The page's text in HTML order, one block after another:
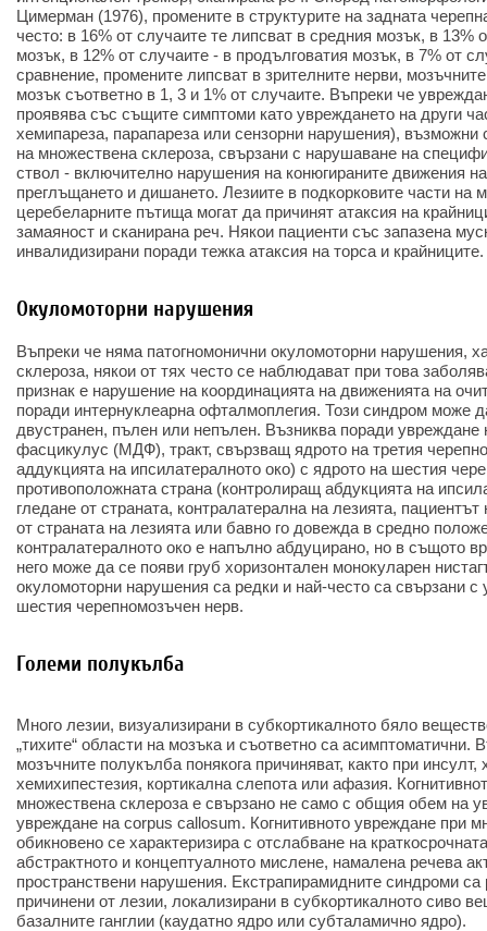
Цимерман (1976), промените в структурите на задната
често: в 16% от случаите те липсват в средния мозък, в 13%
мозък, в 12% от случаите - в продълговатия мозък, в 7% от
сравнение, промените липсват в зрителните нерви,
мозък съответно в 1, 3 и 1% от случаите. Въпреки че
проявява със същите симптоми като увреждането на други
хемипареза, парапареза или сензорни нарушения), възможни
на множествена склероза, свързани с нарушаване на
ствол - включително нарушения на конюгираните движения
преглъщането и дишането. Лезиите в подкорковите части на
церебеларните пътища могат да причинят атаксия на
замаяност и сканирана реч. Някои пациенти със запазена
инвалидизирани поради тежка атаксия на торса и крайниците.
Окуломоторни нарушения
Въпреки че няма патогномонични окуломоторни нарушения,
склероза, някои от тях често се наблюдават при това
признак е нарушение на координацията на движенията на
поради интернуклеарна офталмоплегия. Този синдром може
двустранен, пълен или непълен. Възниква поради
фасцикулус (МДФ), тракт, свързващ ядрото на третия
аддукцията на ипсилатералното око) с ядрото на шестия
противоположната страна (контролиращ абдукцията на
гледане от страната, контралатерална на лезията,
от страната на лезията или бавно го довежда в средно
контралатералното око е напълно абдуцирано, но в същото
него може да се появи груб хоризонтален монокуларен
окуломоторни нарушения са редки и най-често са свързани с
шестия черепномозъчен нерв.
Големи полукълба
Много лезии, визуализирани в субкортикалното бяло
„тихите“ области на мозъка и съответно са асимптоматични.
мозъчните полукълба понякога причиняват, както при инсулт,
хемихипестезия, кортикална слепота или афазия.
множествена склероза е свързано не само с общия обем на
увреждане на corpus callosum. Когнитивното увреждане при
обикновено се характеризира с отслабване на
абстрактното и концептуалното мислене, намалена речева
пространствени нарушения. Екстрапирамидните синдроми са
причинени от лезии, локализирани в субкортикалното сиво
базалните ганглии (каудатно ядро или субталамично ядро).